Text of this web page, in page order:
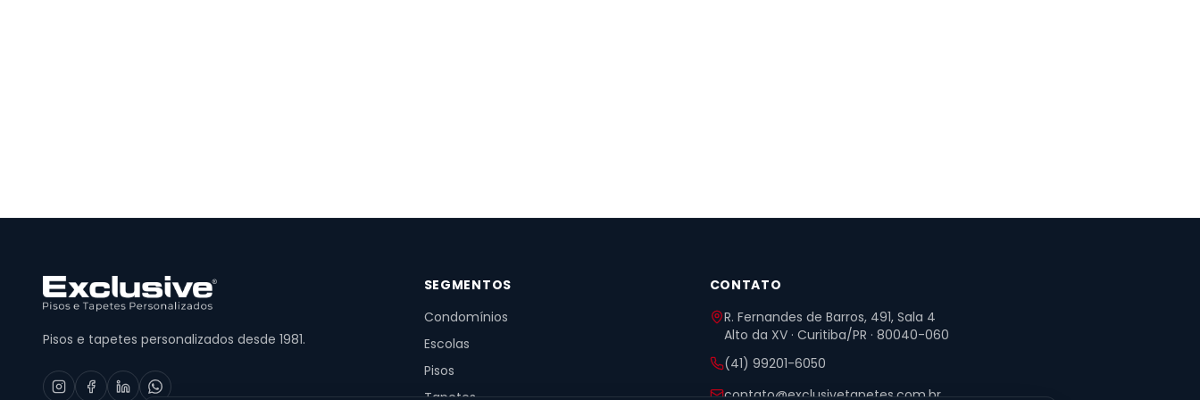
Pisos e tapetes personalizados desde 1981.
SEGMENTOS
Condomínios
Escolas
Pisos
CONTATO
R. Fernandes de Barros, 491, Sala 4
Alto da XV · Curitiba/PR · 80040-060
(41) 99201-6050
contato@exclusivetapetes.com.br